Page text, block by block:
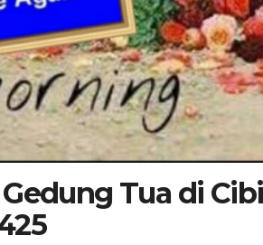
Tua di